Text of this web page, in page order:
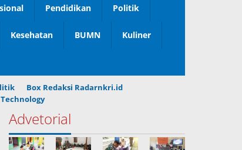
Pendidikan Politik
Kesehatan BUMN Kuliner
Box Redaksi Radarnkri.id
Technology
Advetorial